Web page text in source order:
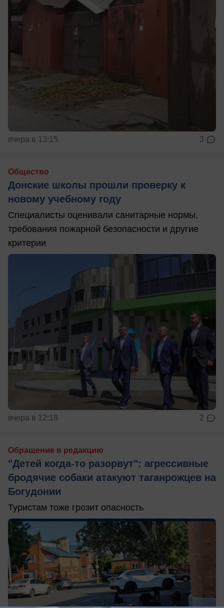
вчера в 13:15 3
Общество
Донские школы прошли проверку к
новому учебному году
Специалисты оценивали санитарные нормы,
требования пожарной безопасности и другие
критерии
вчера в 12:18 2
Обращение в редакцию
"Детей когда-то разорвут": агрессивные
бродячие собаки атакуют таганрожцев на
Богудонии
Туристам тоже грозит опасность